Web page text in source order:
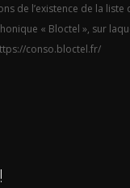
de l’existence de la
« Bloctel », sur
conso.bloctel.fr/